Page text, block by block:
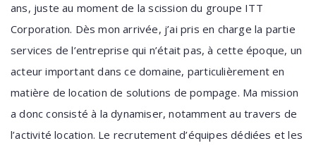
ans, juste au moment de la scission du groupe ITT
Corporation. Dès mon arrivée, j’ai pris en charge la partie
services de l’entreprise qui n’était pas, à cette époque, un
acteur important dans ce domaine, particulièrement en
matière de location de solutions de pompage. Ma mission
a donc consisté à la dynamiser, notamment au travers de
l’activité location. Le recrutement d’équipes dédiées et les